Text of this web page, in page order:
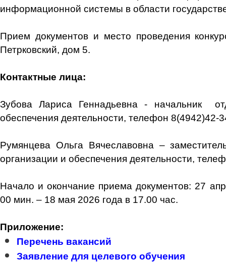
информационной системы в области
Прием документов и место проведения
Петрковский, дом 5.
Контактные лица:
Зубова Лариса Геннадьевна - начальник
обеспечения деятельности, телефон 8(4942)42-
Румянцева Ольга Вячеславовна –
организации и обеспечения деятельности,
Начало и окончание приема документов: 27
00 мин. – 18 мая 2026 года в 17.00 час.
Приложение:
Перечень вакансий
Заявление для целевого обучения